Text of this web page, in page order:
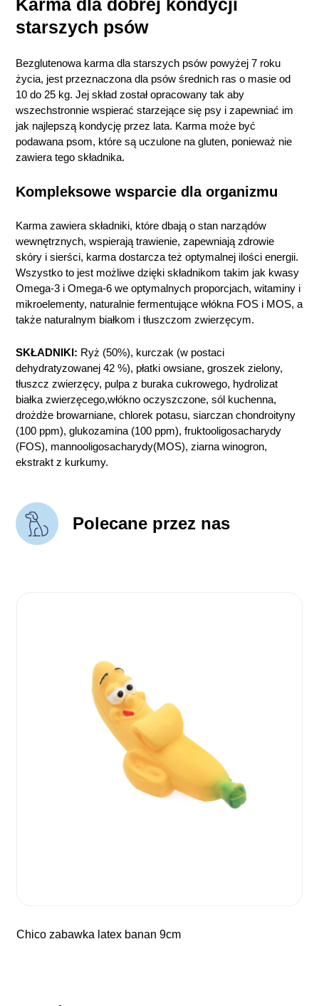
Karma dla dobrej kondycji
starszych psów
Bezglutenowa karma dla starszych psów powyżej 7 roku
życia, jest przeznaczona dla psów średnich ras o masie od
10 do 25 kg. Jej skład został opracowany tak aby
wszechstronnie wspierać starzejące się psy i zapewniać im
jak najlepszą kondycję przez lata. Karma może być
podawana psom, które są uczulone na gluten, ponieważ nie
zawiera tego składnika.
Kompleksowe wsparcie dla organizmu
Karma zawiera składniki, które dbają o stan narządów
wewnętrznych, wspierają trawienie, zapewniają zdrowie
skóry i sierści, karma dostarcza też optymalnej ilości energii.
Wszystko to jest możliwe dzięki składnikom takim jak kwasy
Omega-3 i Omega-6 we optymalnych proporcjach, witaminy i
mikroelementy, naturalnie fermentujące włókna FOS i MOS, a
także naturalnym białkom i tłuszczom zwierzęcym.
SKŁADNIKI: Ryż (50%), kurczak (w postaci
dehydratyzowanej 42 %), płatki owsiane, groszek zielony,
tłuszcz zwierzęcy, pulpa z buraka cukrowego, hydrolizat
białka zwierzęcego,włókno oczyszczone, sól kuchenna,
drożdże browarniane, chlorek potasu, siarczan chondroityny
(100 ppm), glukozamina (100 ppm), fruktooligosacharydy
(FOS), mannooligosacharydy(MOS), ziarna winogron,
ekstrakt z kurkumy.
Polecane przez nas
chico zabawka latex banan 9cm